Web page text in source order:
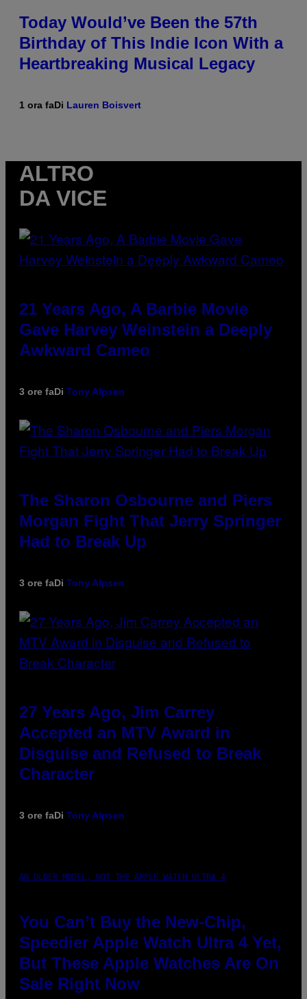
Today Would’ve Been the 57th
Birthday of This Indie Icon With a
Heartbreaking Musical Legacy
1 ora faDi Lauren Boisvert
ALTRO
DA VICE
21 Years Ago, A Barbie Movie
Gave Harvey Weinstein a Deeply
Awkward Cameo
3 ore faDi Tony Alpsen
The Sharon Osbourne and Piers
Morgan Fight That Jerry Springer
Had to Break Up
3 ore faDi Tony Alpsen
27 Years Ago, Jim Carrey
Accepted an MTV Award in
Disguise and Refused to Break
Character
3 ore faDi Tony Alpsen
AN OLDER MODEL, NOT THE APPLE WATCH ULTRA 4
You Can’t Buy the New-Chip,
Speedier Apple Watch Ultra 4 Yet,
But These Apple Watches Are On
Sale Right Now